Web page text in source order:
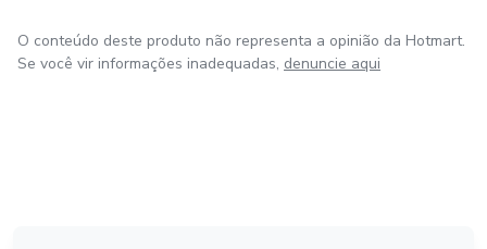
O conteúdo deste produto não representa a opinião da Hotmart.
Se você vir informações inadequadas, denuncie aqui